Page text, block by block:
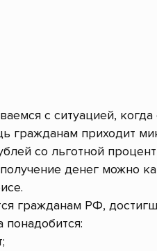
с ситуацией,
гражданам приходит
со льготной
денег можно
гражданам РФ,